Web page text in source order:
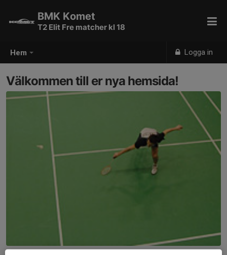
Hem Logga in
BMK Komet
T2 Elit Fre matcher kl 18
Välkommen till er nya hemsida!